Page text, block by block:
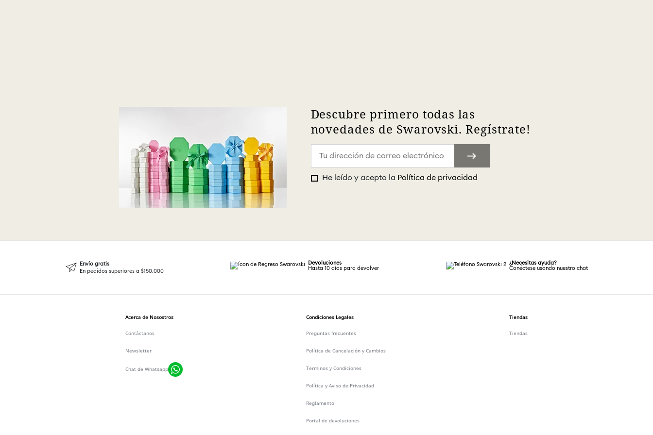
Descubre primero todas las
novedades de Swarovski. Regístrate!
He leído y acepto la Política de privacidad
Envío gratis
En pedidos superiores a $150.000
Devoluciones
Hasta 10 días para devolver
¿Necesitas ayuda?
Conéctese usando nuestro chat
Acerca de Nosostros
Contáctanos
Newsletter
Chat de Whatsapp
Condiciones Legales
Preguntas frecuentes
Política de Cancelación y Cambios
Terminos y Condiciones
Política y Aviso de Privacidad
Reglamento
Portal de devoluciones
Tiendas
Tiendas